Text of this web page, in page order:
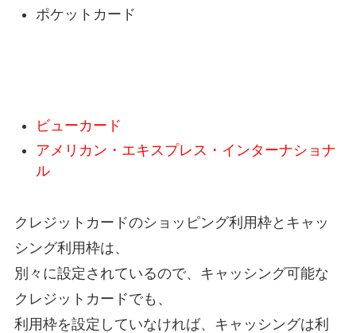
ポケットカード
ビューカード
アメリカン・エキスプレス・インターナショナ
ル
クレジットカードのショッピング利用枠とキャッ
シング利用枠は、
別々に設定されているので、キャッシング可能な
クレジットカードでも、
利用枠を設定していなければ、キャッシングは利